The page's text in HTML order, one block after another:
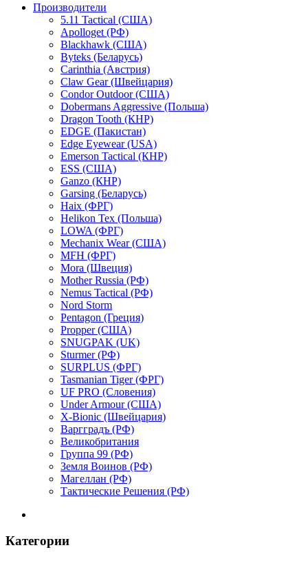
Производители
5.11 Tactical (США)
Apolloget (РФ)
Blackhawk (США)
Byteks (Беларусь)
Carinthia (Австрия)
Claw Gear (Швейцария)
Condor Outdoor (США)
Dobermans Aggressive (Польша)
Dragon Tooth (КНР)
EDGE (Пакистан)
Edge Eyewear (USA)
Emerson Tactical (КНР)
ESS (США)
Ganzo (КНР)
Garsing (Беларусь)
Haix (ФРГ)
Helikon Tex (Польша)
LOWA (ФРГ)
Mechanix Wear (США)
MFH (ФРГ)
Mora (Швеция)
Mother Russia (РФ)
Nemus Tactical (РФ)
Nord Storm
Pentagon (Греция)
Propper (США)
SNUGPAK (UK)
Sturmer (РФ)
SURPLUS (ФРГ)
Tasmanian Tiger (ФРГ)
UF PRO (Словения)
Under Armour (США)
X-Bionic (Швейцария)
Варгградъ (РФ)
Великобритания
Группа 99 (РФ)
Земля Воинов (РФ)
Магеллан (РФ)
Тактические Решения (РФ)
Категории